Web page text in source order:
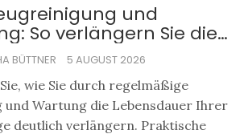
und
So verlängern Sie die
Ihrer Werkzeuge
BÜTTNER 5 AUGUST 2026
wie Sie durch regelmäßige
und Wartung die Lebensdauer Ihrer
deutlich verlängern. Praktische